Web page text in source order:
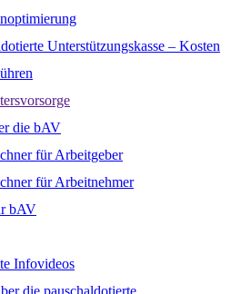
Unterstützungskasse – Kosten
die bAV
für Arbeitgeber
für Arbeitnehmer
bAV
Infovideos
die pauschaldotierte